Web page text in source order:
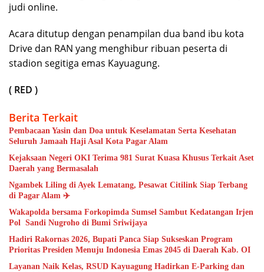
judi online.
Acara ditutup dengan penampilan dua band ibu kota
Drive dan RAN yang menghibur ribuan peserta di
stadion segitiga emas Kayuagung.
( RED )
Berita Terkait
Pembacaan Yasin dan Doa untuk Keselamatan Serta Kesehatan
Seluruh Jamaah Haji Asal Kota Pagar Alam
Kejaksaan Negeri OKI Terima 981 Surat Kuasa Khusus Terkait Aset
Daerah yang Bermasalah
Ngambek Liling di Ayek Lematang, Pesawat Citilink Siap Terbang
di Pagar Alam ✈️
Wakapolda bersama Forkopimda Sumsel Sambut Kedatangan Irjen
Pol Sandi Nugroho di Bumi Sriwijaya
Hadiri Rakornas 2026, Bupati Panca Siap Sukseskan Program
Prioritas Presiden Menuju Indonesia Emas 2045 di Daerah Kab. OI
Layanan Naik Kelas, RSUD Kayuagung Hadirkan E-Parking dan